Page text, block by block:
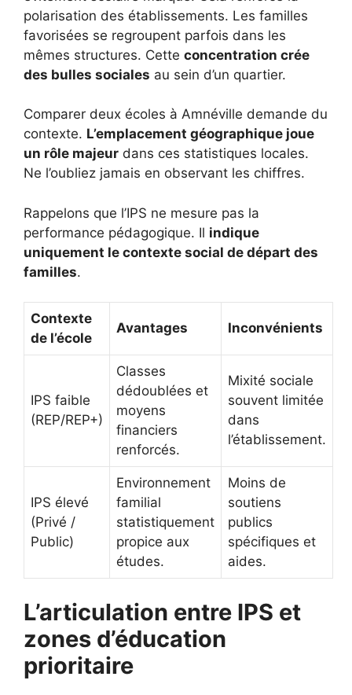
polarisation des établissements. Les familles
favorisées se regroupent parfois dans les
mêmes structures. Cette concentration crée
des bulles sociales au sein d’un quartier.
Comparer deux écoles à Amnéville demande du
contexte. L’emplacement géographique joue
un rôle majeur dans ces statistiques locales.
Ne l’oubliez jamais en observant les chiffres.
Rappelons que l’IPS ne mesure pas la
performance pédagogique. Il indique
uniquement le contexte social de départ des
familles.
Contexte
de l’école
Avantages Inconvénients
IPS faible
(REP/REP+)
Classes
dédoublées et
moyens
financiers
renforcés.
Mixité sociale
souvent limitée
dans
l’établissement.
IPS élevé
(Privé /
Public)
Environnement
familial
statistiquement
propice aux
études.
Moins de
soutiens
publics
spécifiques et
aides.
L’articulation entre IPS et
zones d’éducation
prioritaire